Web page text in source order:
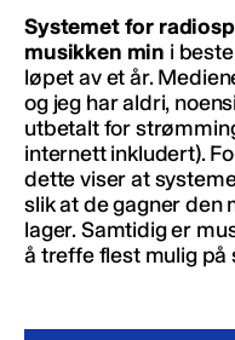
Systemet for
musikken min i
løpet av et år.
og jeg har aldri,
utbetalt for
internett inkludert).
dette viser at
slik at de gagner den
lager. Samtidig er
å treffe flest mulig